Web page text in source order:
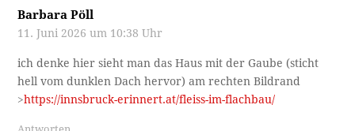
Barbara Pöll
11. Juni 2026 um 10:38 Uhr
ich denke hier sieht man das Haus mit der Gaube (sticht
hell vom dunklen Dach hervor) am rechten Bildrand
>https://innsbruck-erinnert.at/fleiss-im-flachbau/